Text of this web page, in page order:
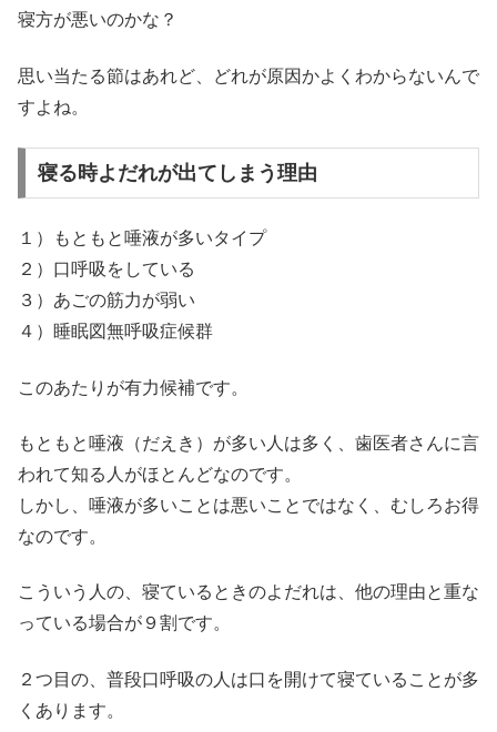
寝方が悪いのかな？
思い当たる節はあれど、どれが原因かよくわからないんで
すよね。
寝る時よだれが出てしまう理由
１）もともと唾液が多いタイプ
２）口呼吸をしている
３）あごの筋力が弱い
４）睡眠図無呼吸症候群
このあたりが有力候補です。
もともと唾液（だえき）が多い人は多く、歯医者さんに言
われて知る人がほとんどなのです。
しかし、唾液が多いことは悪いことではなく、むしろお得
なのです。
こういう人の、寝ているときのよだれは、他の理由と重な
っている場合が９割です。
２つ目の、普段口呼吸の人は口を開けて寝ていることが多
くあります。